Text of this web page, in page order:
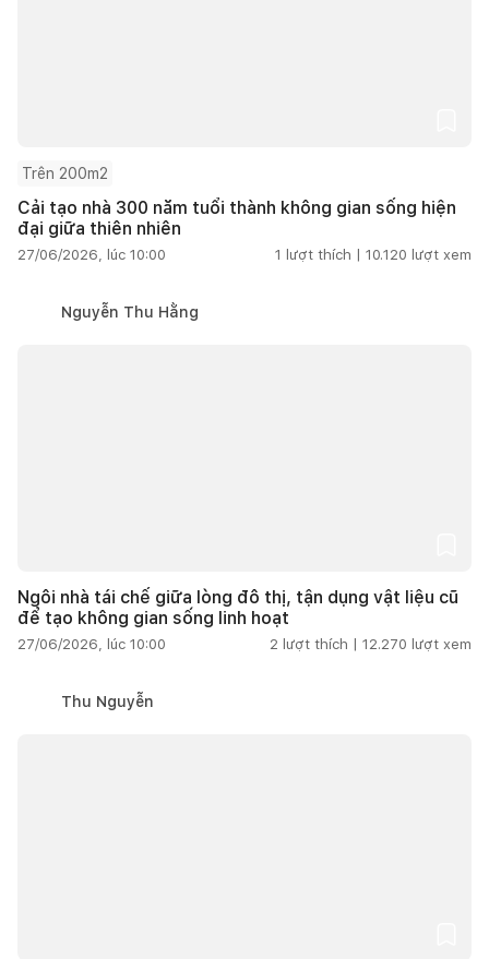
Trên 200m2
Cải tạo nhà 300 năm tuổi thành không gian sống hiện
đại giữa thiên nhiên
27/06/2026, lúc 10:00 1 lượt thích | 10.120 lượt xem
Nguyễn Thu Hằng
Ngôi nhà tái chế giữa lòng đô thị, tận dụng vật liệu cũ
để tạo không gian sống linh hoạt
27/06/2026, lúc 10:00 2 lượt thích | 12.270 lượt xem
Thu Nguyễn